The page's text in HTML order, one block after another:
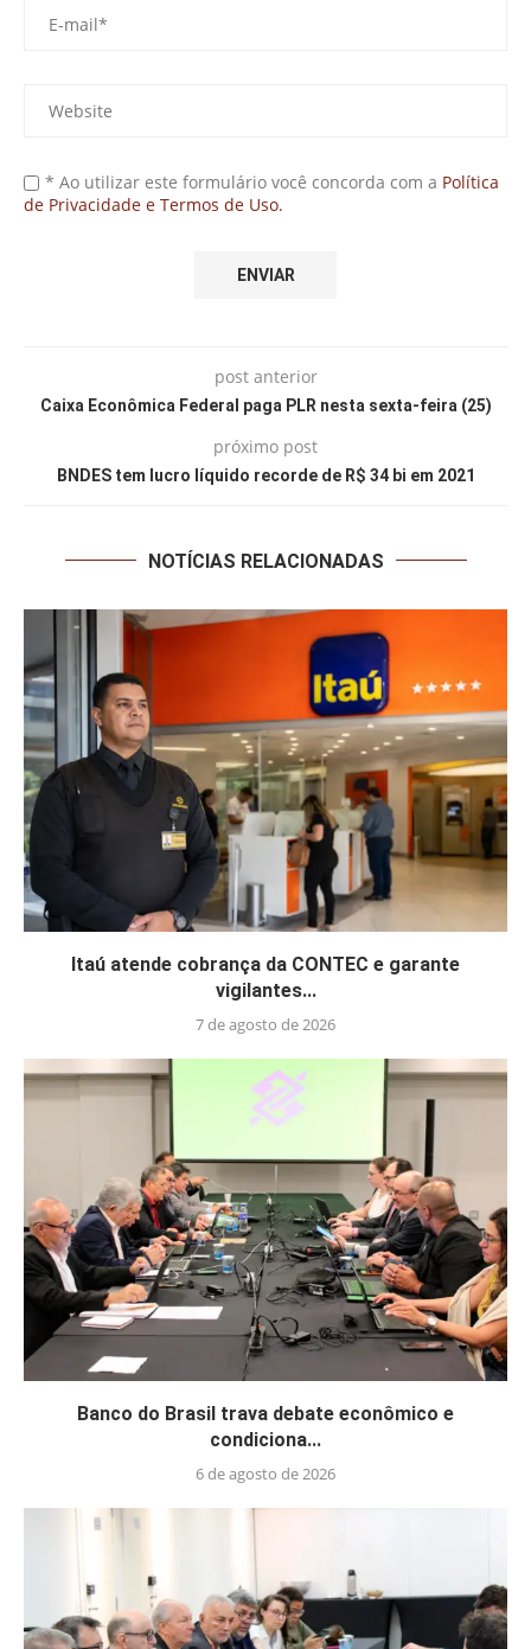
* Ao utilizar este formulário você concorda com a Política
de Privacidade e Termos de Uso.
post anterior
Caixa Econômica Federal paga PLR nesta sexta-feira (25)
próximo post
BNDES tem lucro líquido recorde de R$ 34 bi em 2021
NOTÍCIAS RELACIONADAS
Itaú atende cobrança da CONTEC e garante
vigilantes...
7 de agosto de 2026
Banco do Brasil trava debate econômico e
condiciona...
6 de agosto de 2026